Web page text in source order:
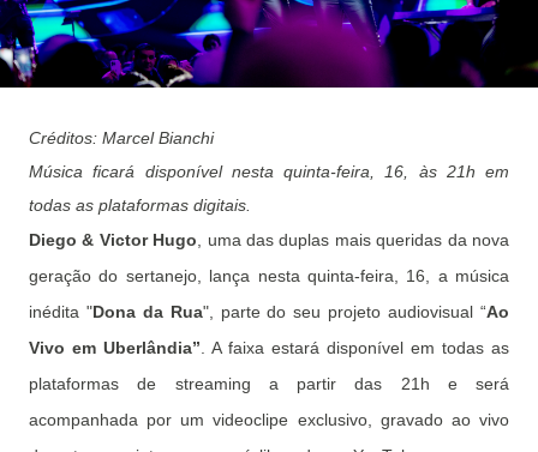
Créditos: Marcel Bianchi
Música ficará disponível nesta quinta-feira, 16, às 21h em
todas as plataformas digitais.
Diego & Victor Hugo , uma das duplas mais queridas da nova
geração do sertanejo, lança nesta quinta-feira, 16, a música
inédita "Dona da Rua", parte do seu projeto audiovisual “Ao
Vivo em Uberlândia” . A faixa estará disponível em todas as
plataformas de streaming a partir das 21h e será
acompanhada por um videoclipe exclusivo, gravado ao vivo